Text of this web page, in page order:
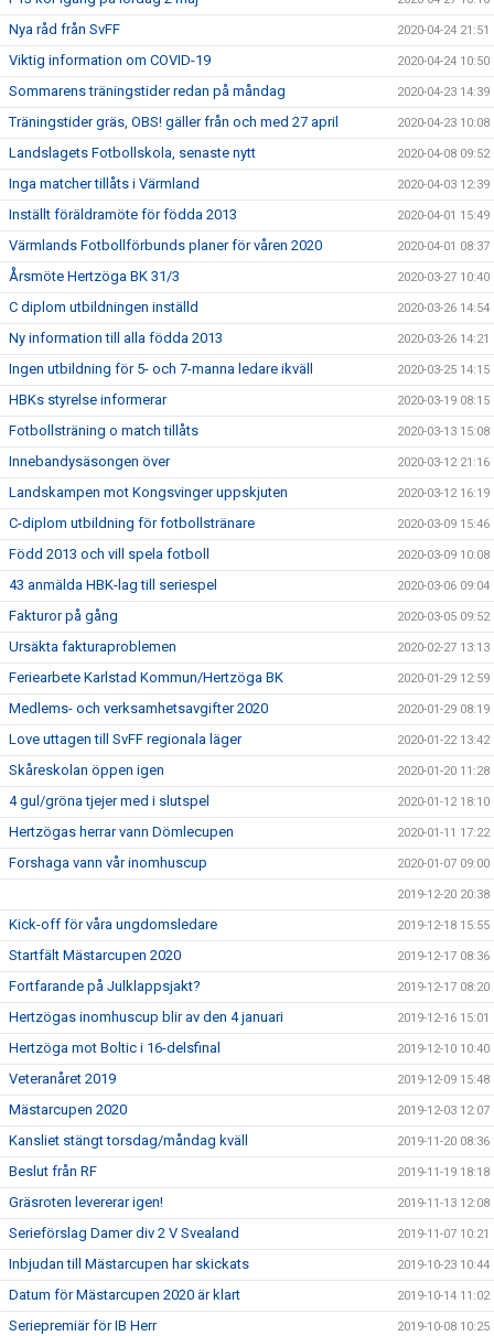
Nya råd från SvFF 2020-04-24 21:51
Viktig information om COVID-19 2020-04-24 10:50
Sommarens träningstider redan på måndag 2020-04-23 14:39
Träningstider gräs, OBS! gäller från och med 27 april 2020-04-23 10:08
Landslagets Fotbollskola, senaste nytt 2020-04-08 09:52
Inga matcher tillåts i Värmland 2020-04-03 12:39
Inställt föräldramöte för födda 2013 2020-04-01 15:49
Värmlands Fotbollförbunds planer för våren 2020 2020-04-01 08:37
Årsmöte Hertzöga BK 31/3 2020-03-27 10:40
C diplom utbildningen inställd 2020-03-26 14:54
Ny information till alla födda 2013 2020-03-26 14:21
Ingen utbildning för 5- och 7-manna ledare ikväll 2020-03-25 14:15
HBKs styrelse informerar 2020-03-19 08:15
Fotbollsträning o match tillåts 2020-03-13 15:08
Innebandysäsongen över 2020-03-12 21:16
Landskampen mot Kongsvinger uppskjuten 2020-03-12 16:19
C-diplom utbildning för fotbollstränare 2020-03-09 15:46
Född 2013 och vill spela fotboll 2020-03-09 10:08
43 anmälda HBK-lag till seriespel 2020-03-06 09:04
Fakturor på gång 2020-03-05 09:52
Ursäkta fakturaproblemen 2020-02-27 13:13
Feriearbete Karlstad Kommun/Hertzöga BK 2020-01-29 12:59
Medlems- och verksamhetsavgifter 2020 2020-01-29 08:19
Love uttagen till SvFF regionala läger 2020-01-22 13:42
Skåreskolan öppen igen 2020-01-20 11:28
4 gul/gröna tjejer med i slutspel 2020-01-12 18:10
Hertzögas herrar vann Dömlecupen 2020-01-11 17:22
Forshaga vann vår inomhuscup 2020-01-07 09:00
2019-12-20 20:38
Kick-off för våra ungdomsledare 2019-12-18 15:55
Startfält Mästarcupen 2020 2019-12-17 08:36
Fortfarande på Julklappsjakt? 2019-12-17 08:20
Hertzögas inomhuscup blir av den 4 januari 2019-12-16 15:01
Hertzöga mot Boltic i 16-delsfinal 2019-12-10 10:40
Veteranåret 2019 2019-12-09 15:48
Mästarcupen 2020 2019-12-03 12:07
Kansliet stängt torsdag/måndag kväll 2019-11-20 08:36
Beslut från RF 2019-11-19 18:18
Gräsroten levererar igen! 2019-11-13 12:08
Serieförslag Damer div 2 V Svealand 2019-11-07 10:21
Inbjudan till Mästarcupen har skickats 2019-10-23 10:44
Datum för Mästarcupen 2020 är klart 2019-10-14 11:02
Seriepremiär för IB Herr 2019-10-08 10:25